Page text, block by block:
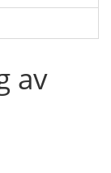
av